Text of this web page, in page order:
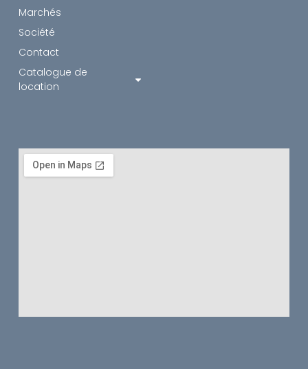
Marchés
Société
Contact
Catalogue de
location